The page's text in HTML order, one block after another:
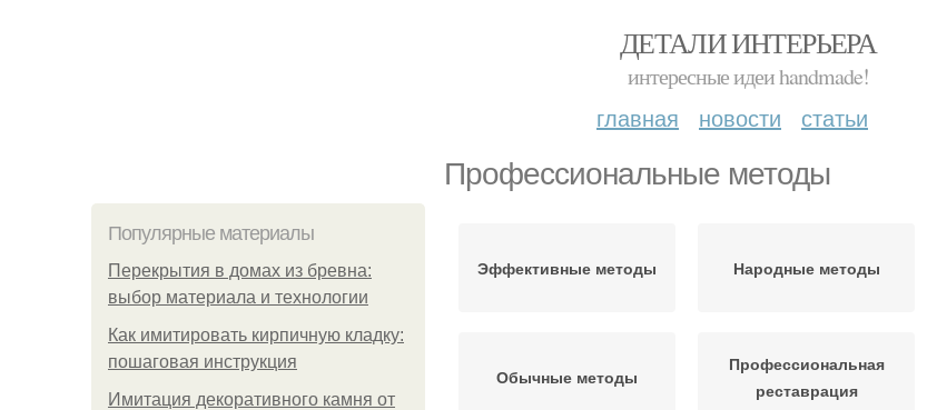
ДЕТАЛИ ИНТЕРЬЕРА
интересные идеи handmade!
главная новости статьи
Профессиональные методы
Популярные материалы
Перекрытия в домах из бревна:
выбор материала и технологии
Как имитировать кирпичную кладку:
пошаговая инструкция
Имитация декоративного камня от
Эффективные методы Народные методы
Обычные методы
Профессиональная
реставрация